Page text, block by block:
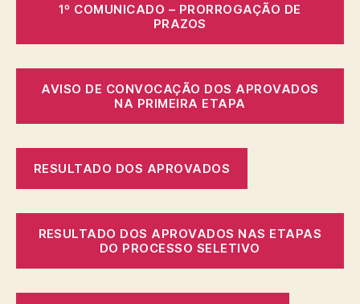
1º COMUNICADO – PRORROGAÇÃO DE
PRAZOS
AVISO DE CONVOCAÇÃO DOS APROVADOS
NA PRIMEIRA ETAPA
RESULTADO DOS APROVADOS
RESULTADO DOS APROVADOS NAS ETAPAS
DO PROCESSO SELETIVO